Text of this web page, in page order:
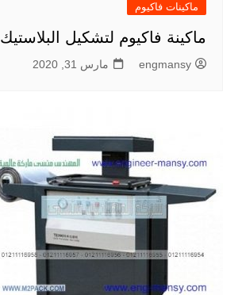
ماكينات فاكيوم
ماكينة فاكيوم لتشكيل البلاستيك
engmansy مارس 31, 2020